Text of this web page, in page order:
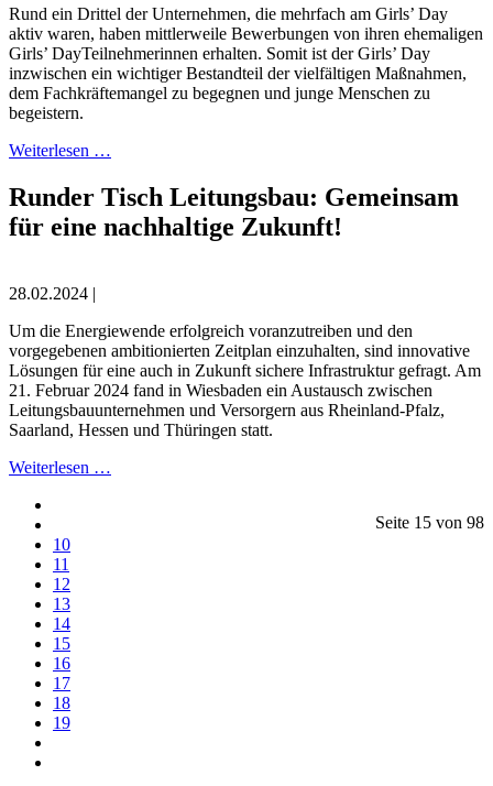
Rund ein Drittel der Unternehmen, die mehrfach am Girls’ Day
aktiv waren, haben mittlerweile Bewerbungen von ihren ehemaligen
Girls’ Day­Teilnehmerinnen erhalten. Somit ist der Girls’ Day
inzwischen ein wichtiger Bestandteil der vielfältigen Maßnahmen,
dem Fachkräftemangel zu begegnen und junge Menschen zu
begeistern.
Weiterlesen …
Runder Tisch Leitungsbau: Gemeinsam
für eine nachhaltige Zukunft!
28.02.2024 |
Um die Energiewende erfolgreich voranzutreiben und den
vorgegebenen ambitionierten Zeitplan einzuhalten, sind innovative
Lösungen für eine auch in Zukunft sichere Infrastruktur gefragt. Am
21. Februar 2024 fand in Wiesbaden ein Austausch zwischen
Leitungsbauunternehmen und Versorgern aus Rheinland-Pfalz,
Saarland, Hessen und Thüringen statt.
Weiterlesen …
Seite 15 von 98
10
11
12
13
14
15
16
17
18
19